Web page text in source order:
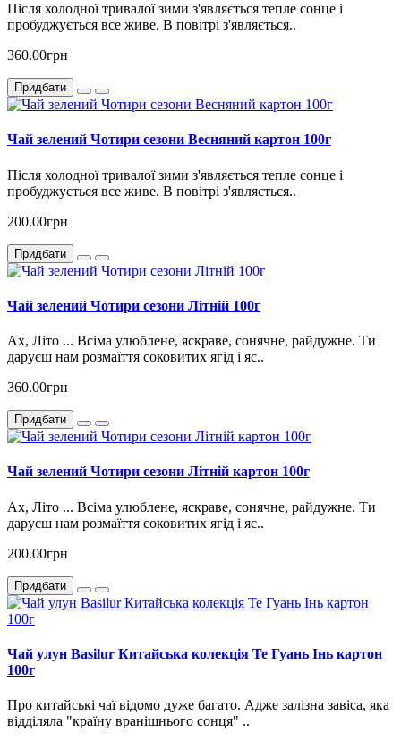
Після холодної тривалої зими з'являється тепле сонце і
пробуджується все живе. В повітрі з'являється..
360.00грн
Придбати
Чай зелений Чотири сезони Весняний картон 100г
Після холодної тривалої зими з'являється тепле сонце і
пробуджується все живе. В повітрі з'являється..
200.00грн
Придбати
Чай зелений Чотири сезони Літній 100г
Ах, Літо ... Всіма улюблене, яскраве, сонячне, райдужне. Ти
даруєш нам розмаїття соковитих ягід і яс..
360.00грн
Придбати
Чай зелений Чотири сезони Літній картон 100г
Ах, Літо ... Всіма улюблене, яскраве, сонячне, райдужне. Ти
даруєш нам розмаїття соковитих ягід і яс..
200.00грн
Придбати
Чай улун Basilur Китайська колекція Те Гуань Інь картон
100г
Про китайські чаї відомо дуже багато. Адже залізна завіса, яка
відділяла "країну вранішнього сонця" ..